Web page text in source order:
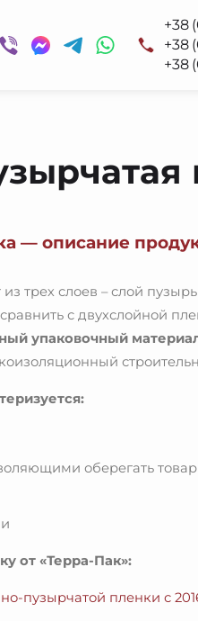
+38
+38
+38
— описание
трех слоев – слой
с двухслойной
упаковочный
оберегать
от «Терра-Пак»:
пузырчатой ​​пленки с